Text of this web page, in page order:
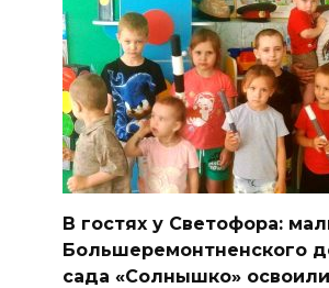
В гостях у Светофора:
Большеремонтненского
сада «Солнышко» освоили